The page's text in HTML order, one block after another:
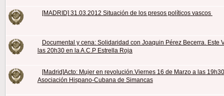
[MADRID] 31.03.2012 Situación de los presos políticos vascos
Documental y cena: Solidaridad con Joaquin Pérez Becerra. Este
las 20h30 en la A.C.P Estrella Roja
[Madrid]Acto: Mujer en revolución.Viernes 16 de Marzo a las
Asociación Hispano-Cubana de Simancas